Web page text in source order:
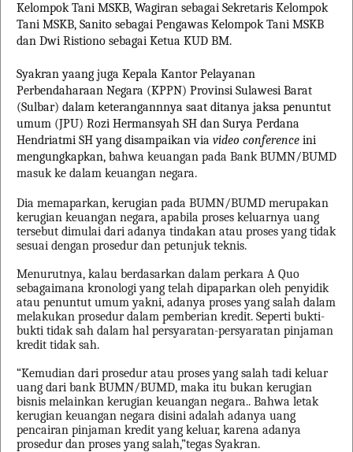
Kelompok Tani MSKB, Wagiran sebagai Sekretaris Kelompok
Tani MSKB, Sanito sebagai Pengawas Kelompok Tani MSKB
dan Dwi Ristiono sebagai Ketua KUD BM.
Syakran yaang juga Kepala Kantor Pelayanan
Perbendaharaan Negara (KPPN) Provinsi Sulawesi Barat
(Sulbar) dalam keterangannnya saat ditanya jaksa penuntut
umum (JPU) Rozi Hermansyah SH dan Surya Perdana
Hendriatmi SH yang disampaikan via video conference ini
mengungkapkan, bahwa keuangan pada Bank BUMN/BUMD
masuk ke dalam keuangan negara.
Dia memaparkan, kerugian pada BUMN/BUMD merupakan
kerugian keuangan negara, apabila proses keluarnya uang
tersebut dimulai dari adanya tindakan atau proses yang tidak
sesuai dengan prosedur dan petunjuk teknis.
Menurutnya, kalau berdasarkan dalam perkara A Quo
sebagaimana kronologi yang telah dipaparkan oleh penyidik
atau penuntut umum yakni, adanya proses yang salah dalam
melakukan prosedur dalam pemberian kredit. Seperti bukti-
bukti tidak sah dalam hal persyaratan-persyaratan pinjaman
kredit tidak sah.
“Kemudian dari prosedur atau proses yang salah tadi keluar
uang dari bank BUMN/BUMD, maka itu bukan kerugian
bisnis melainkan kerugian keuangan negara.. Bahwa letak
kerugian keuangan negara disini adalah adanya uang
pencairan pinjaman kredit yang keluar, karena adanya
prosedur dan proses yang salah,”tegas Syakran.